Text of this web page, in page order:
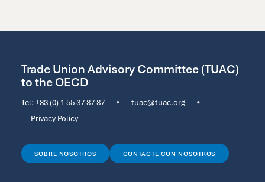
Trade Union Advisory Committee (TUAC)
to the OECD
Tel: +33 (0) 1 55 37 37 37 • tuac@tuac.org
•
Privacy Policy
SOBRE NOSOTROS CONTACTE CON NOSOTROS